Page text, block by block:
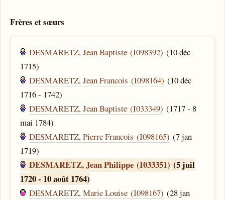
Frères et sœurs
DESMARETZ, Jean Baptiste (I098392) (10 déc
1715)
DESMARETZ, Jean Francois (I098164) (10 déc
1716 - 1742)
DESMARETZ, Jean Baptiste (I033349) (1717 - 8
mai 1784)
DESMARETZ, Pierre Francois (I098165) (7 jan
1719)
DESMARETZ, Jean Philippe (I033351) (5 juil
1720 - 10 août 1764)
DESMARETZ, Marie Louise (I098167) (28 jan